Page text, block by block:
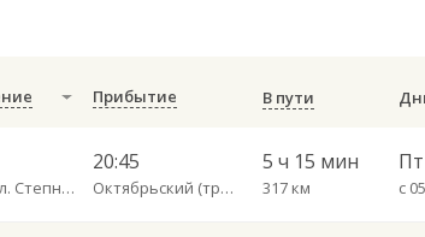
Прибытие В пути
Энгельс (ул. Степная 122А)
20:45
Октябрьский (трасса Красноозерный)
5 ч 15 мин
317 км
Пт
с